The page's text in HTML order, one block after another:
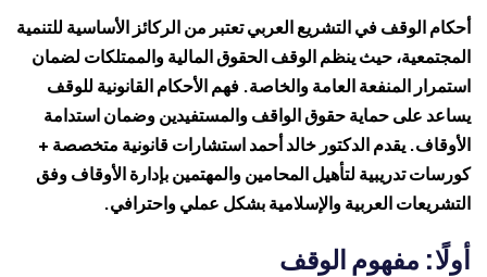
أحكام الوقف في التشريع العربي تعتبر من الركائز الأساسية للتنمية
المجتمعية، حيث ينظم الوقف الحقوق المالية والممتلكات لضمان
استمرار المنفعة العامة والخاصة. فهم الأحكام القانونية للوقف
يساعد على حماية حقوق الواقف والمستفيدين وضمان استدامة
الأوقاف. يقدم الدكتور خالد أحمد استشارات قانونية متخصصة +
كورسات تدريبية لتأهيل المحامين والمهتمين بإدارة الأوقاف وفق
التشريعات العربية والإسلامية بشكل عملي واحترافي.
أولًا: مفهوم الوقف